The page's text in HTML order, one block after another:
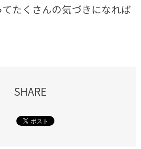
たくさんの気づきになれば
SHARE